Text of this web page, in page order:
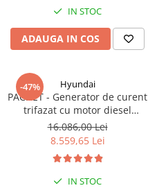
IN STOC
ADAUGA IN COS
-47% Hyundai
PACHET - Generator de curent
trifazat cu motor diesel
Hyundai DHY8600SE-T, putere
motor 12 CP, Putere maxima
7.9 kVA, tensiune 380 / 220 V +
Automatizare trifazata ATS12-
3P
16.086,00 Lei
8.559,65 Lei
IN STOC